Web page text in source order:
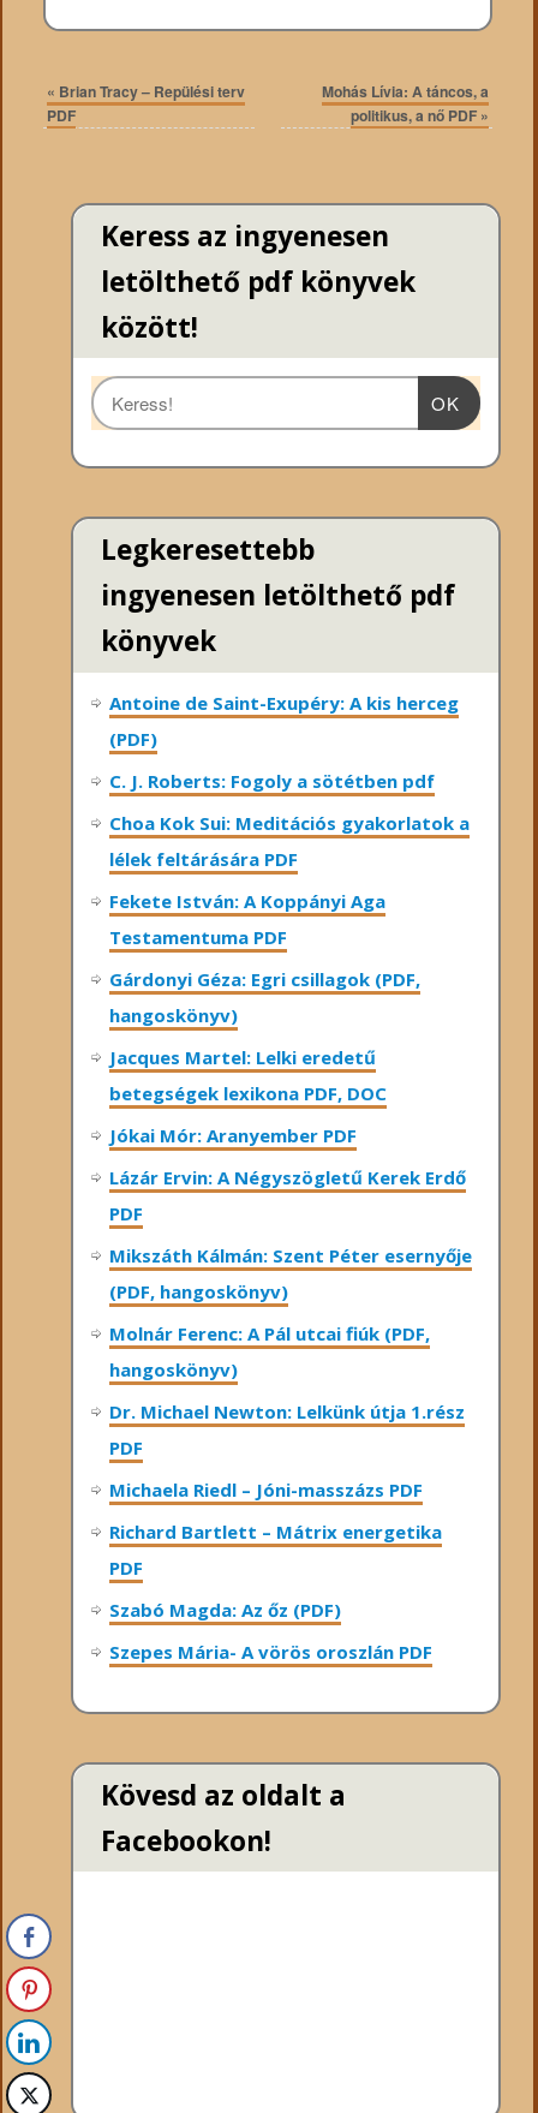
« Brian Tracy – Repülési terv
PDF
Mohás Lívia: A táncos, a
politikus, a nő PDF »
Keress az ingyenesen
letölthető pdf könyvek
között!
OK
Legkeresettebb
ingyenesen letölthető pdf
könyvek
Antoine de Saint-Exupéry: A kis herceg
(PDF)
C. J. Roberts: Fogoly a sötétben pdf
Choa Kok Sui: Meditációs gyakorlatok a
lélek feltárására PDF
Fekete István: A Koppányi Aga
Testamentuma PDF
Gárdonyi Géza: Egri csillagok (PDF,
hangoskönyv)
Jacques Martel: Lelki eredetű
betegségek lexikona PDF, DOC
Jókai Mór: Aranyember PDF
Lázár Ervin: A Négyszögletű Kerek Erdő
PDF
Mikszáth Kálmán: Szent Péter esernyője
(PDF, hangoskönyv)
Molnár Ferenc: A Pál utcai fiúk (PDF,
hangoskönyv)
Dr. Michael Newton: Lelkünk útja 1.rész
PDF
Michaela Riedl – Jóni-masszázs PDF
Richard Bartlett – Mátrix energetika
PDF
Szabó Magda: Az őz (PDF)
Szepes Mária- A vörös oroszlán PDF
Kövesd az oldalt a
Facebookon!